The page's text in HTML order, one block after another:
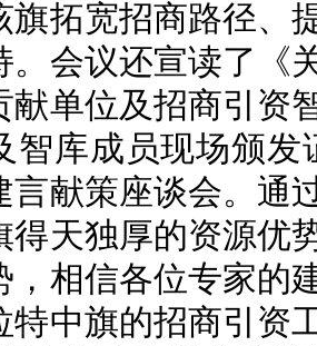
旗拓宽招商路径、
。会议还宣读了《
献单位及招商引资
智库成员现场颁发
言献策座谈会。通
得天独厚的资源优
，相信各位专家的
特中旗的招商引资